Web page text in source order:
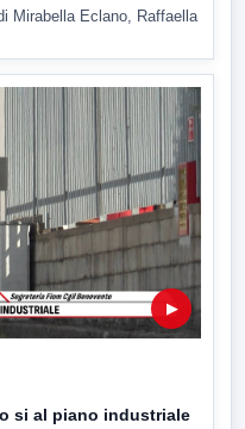
Mirabella Eclano, Raffaella
▶
si al piano industriale